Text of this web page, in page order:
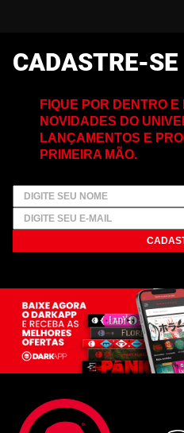
CADASTRE-SE
FIQUE POR DENTRO
NOVIDADES DO
LANÇAMENTOS E
PRIMEIRA MÃO.